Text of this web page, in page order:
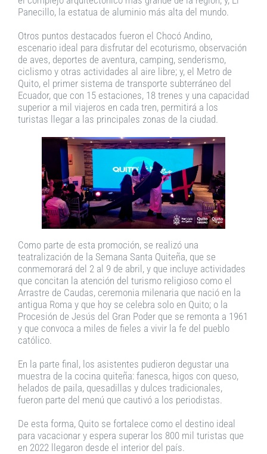
Panecillo, la estatua de aluminio más alta del mundo.
Otros puntos destacados fueron el Chocó Andino,
escenario ideal para disfrutar del ecoturismo, observación
de aves, deportes de aventura, camping, senderismo,
ciclismo y otras actividades al aire libre; y, el Metro de
Quito, el primer sistema de transporte subterráneo del
Ecuador, que con 15 estaciones, 18 trenes y una capacidad
superior a mil viajeros en cada tren, permitirá a los
turistas llegar a las principales zonas de la ciudad.
Como parte de esta promoción, se realizó una
teatralización de la Semana Santa Quiteña, que se
conmemorará del 2 al 9 de abril, y que incluye actividades
que concitan la atención del turismo religioso como el
Arrastre de Caudas, ceremonia milenaria que nació en la
antigua Roma y que hoy se celebra solo en Quito; o la
Procesión de Jesús del Gran Poder que se remonta a 1961
y que convoca a miles de fieles a vivir la fe del pueblo
católico.
En la parte final, los asistentes pudieron degustar una
muestra de la cocina quiteña: fanesca, higos con queso,
helados de paila, quesadillas y dulces tradicionales,
fueron parte del menú que cautivó a los periodistas.
De esta forma, Quito se fortalece como el destino ideal
para vacacionar y espera superar los 800 mil turistas que
en 2022 llegaron desde el interior del país.